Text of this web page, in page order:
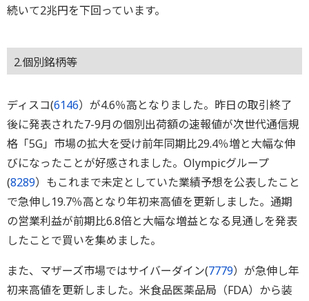
続いて2兆円を下回っています。
2.個別銘柄等
ディスコ(6146）が4.6％高となりました。昨日の取引終了
後に発表された7-9月の個別出荷額の速報値が次世代通信規
格「5G」市場の拡大を受け前年同期比29.4％増と大幅な伸
びになったことが好感されました。Olympicグループ
(8289）もこれまで未定としていた業績予想を公表したこと
で急伸し19.7％高となり年初来高値を更新しました。通期
の営業利益が前期比6.8倍と大幅な増益となる見通しを発表
したことで買いを集めました。
また、マザーズ市場ではサイバーダイン(7779）が急伸し年
初来高値を更新しました。米食品医薬品局（FDA）から装